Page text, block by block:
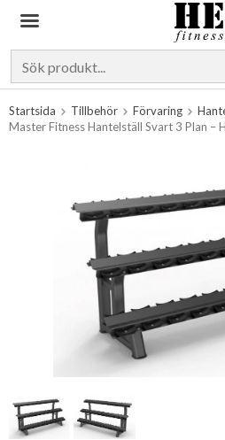
Startsida Tillbehör Förvaring
Master Fitness Hantelställ Svart 3 Plan –